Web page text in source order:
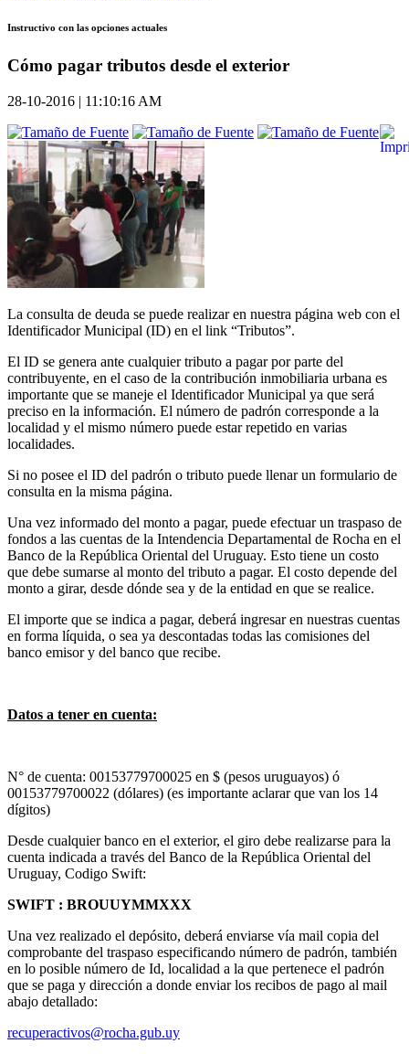
Instructivo con las opciones actuales
Cómo pagar tributos desde el exterior
28-10-2016 | 11:10:16 AM
La consulta de deuda se puede realizar en nuestra página web con el
Identificador Municipal (ID) en el link “Tributos”.
El ID se genera ante cualquier tributo a pagar por parte del
contribuyente, en el caso de la contribución inmobiliaria urbana es
importante que se maneje el Identificador Municipal ya que será
preciso en la información. El número de padrón corresponde a la
localidad y el mismo número puede estar repetido en varias
localidades.
Si no posee el ID del padrón o tributo puede llenar un formulario de
consulta en la misma página.
Una vez informado del monto a pagar, puede efectuar un traspaso de
fondos a las cuentas de la Intendencia Departamental de Rocha en el
Banco de la República Oriental del Uruguay. Esto tiene un costo
que debe sumarse al monto del tributo a pagar. El costo depende del
monto a girar, desde dónde sea y de la entidad en que se realice.
El importe que se indica a pagar, deberá ingresar en nuestras cuentas
en forma líquida, o sea ya descontadas todas las comisiones del
banco emisor y del banco que recibe.
Datos a tener en cuenta:
N° de cuenta: 00153779700025 en $ (pesos uruguayos) ó
00153779700022 (dólares) (es importante aclarar que van los 14
dígitos)
Desde cualquier banco en el exterior, el giro debe realizarse para la
cuenta indicada a través del Banco de la República Oriental del
Uruguay, Codigo Swift:
SWIFT : BROUUYMMXXX
Una vez realizado el depósito, deberá enviarse vía mail copia del
comprobante del traspaso especificando número de padrón, también
en lo posible número de Id, localidad a la que pertenece el padrón
que se paga y dirección a donde enviar los recibos de pago al mail
abajo detallado:
recuperactivos@rocha.gub.uy